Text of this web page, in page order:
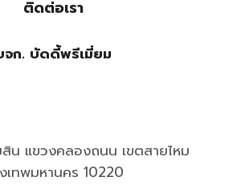
ติดต่อเรา
จก. บัดดี้พรีเมี่ยม
น แขวงคลองถนน เขตสายไหม
เทพมหานคร 10220